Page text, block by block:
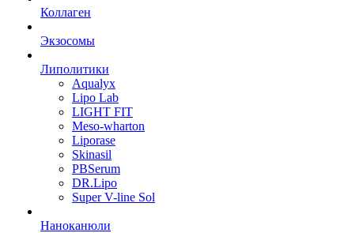
Коллаген
Экзосомы
Липолитики
Aqualyx
Lipo Lab
LIGHT FIT
Meso-wharton
Liporase
Skinasil
PBSerum
DR.Lipo
Super V-line Sol
Наноканюли